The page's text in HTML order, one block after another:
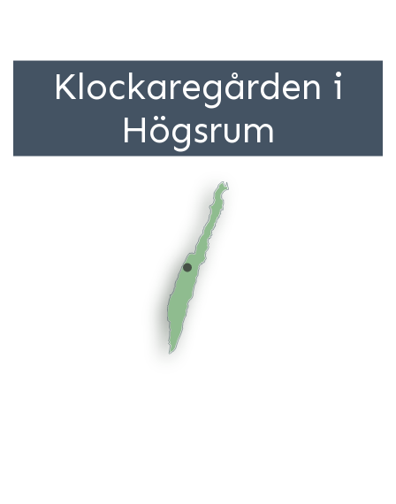
Klockaregården i
Högsrum